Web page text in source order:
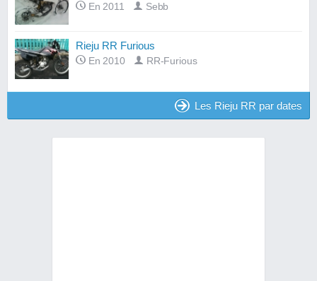
En 2011 Sebb
Rieju RR Furious
En 2010 RR-Furious
Les Rieju RR par dates